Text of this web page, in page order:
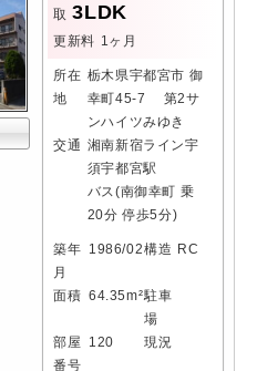
取 3LDK
更新料 1ヶ月
所在
地
栃木県宇都宮市 御
幸町45-7 第2サ
ンハイツみゆき
交通 湘南新宿ライン宇
須宇都宮駅
バス(南御幸町 乗
20分 停歩5分)
築年
月
1986/02構造 RC
面積 64.35m²駐車
場
部屋
番号
120 現況